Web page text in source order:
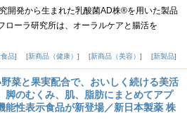
開発から生まれた乳酸菌AD株®を用いた製品
ローラ研究所は、オーラルケアと腸活を
品 新商品（健康） 新商品（美容） 新製品
菜と果実配合で、おいしく続ける美活
脚のむくみ、肌、脂肪にまとめてアプ
能性表示食品が新登場／新日本製薬 株